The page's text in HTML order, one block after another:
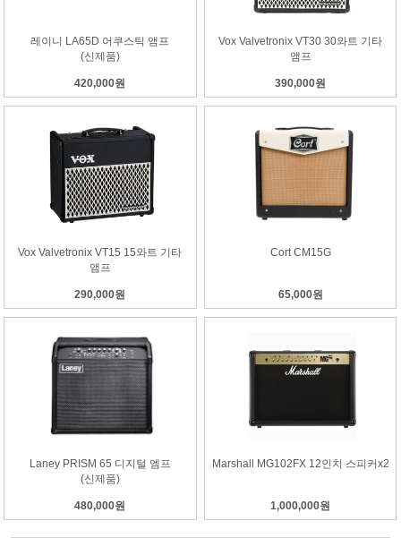
레이니 LA65D 어쿠스틱 앰프
(신제품)
420,000원
Vox Valvetronix VT30 30와트 기타
앰프
390,000원
Vox Valvetronix VT15 15와트 기타
앰프
290,000원
Cort CM15G
65,000원
Laney PRISM 65 디지털 엠프
(신제품)
480,000원
Marshall MG102FX 12인치 스피커x2
1,000,000원